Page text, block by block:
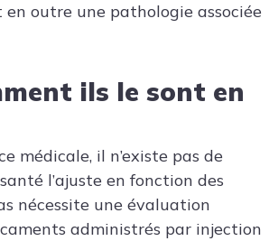
en outre une pathologie associée
ils le sont en
médicale, il n’existe pas de
l’ajuste en fonction des
nécessite une évaluation
administrés par injection